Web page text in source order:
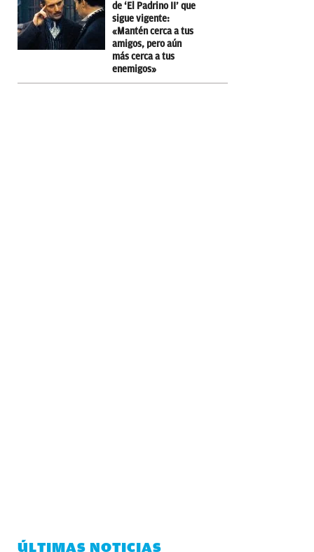
de ‘El Padrino II’ que
sigue vigente:
«Mantén cerca a tus
amigos, pero aún
más cerca a tus
enemigos»
ÚLTIMAS NOTICIAS